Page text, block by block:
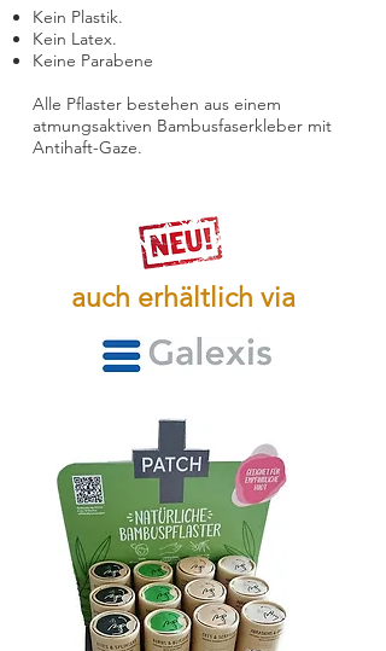
Kein Plastik.
Kein Latex.
Keine Parabene
Alle Pflaster bestehen aus einem
atmungsaktiven Bambusfaserkleber mit
Antihaft-Gaze.
auch erhältlich via